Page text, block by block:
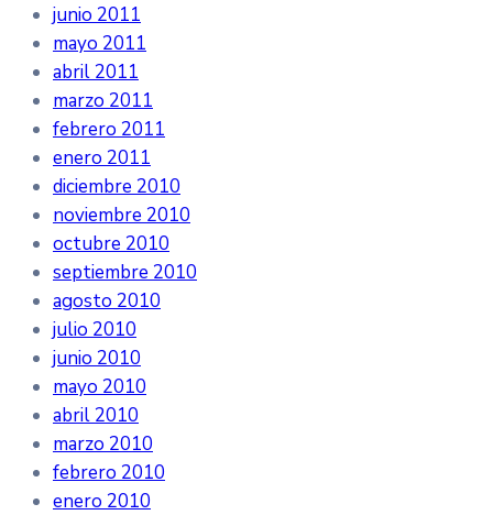
junio 2011
mayo 2011
abril 2011
marzo 2011
febrero 2011
enero 2011
diciembre 2010
noviembre 2010
octubre 2010
septiembre 2010
agosto 2010
julio 2010
junio 2010
mayo 2010
abril 2010
marzo 2010
febrero 2010
enero 2010